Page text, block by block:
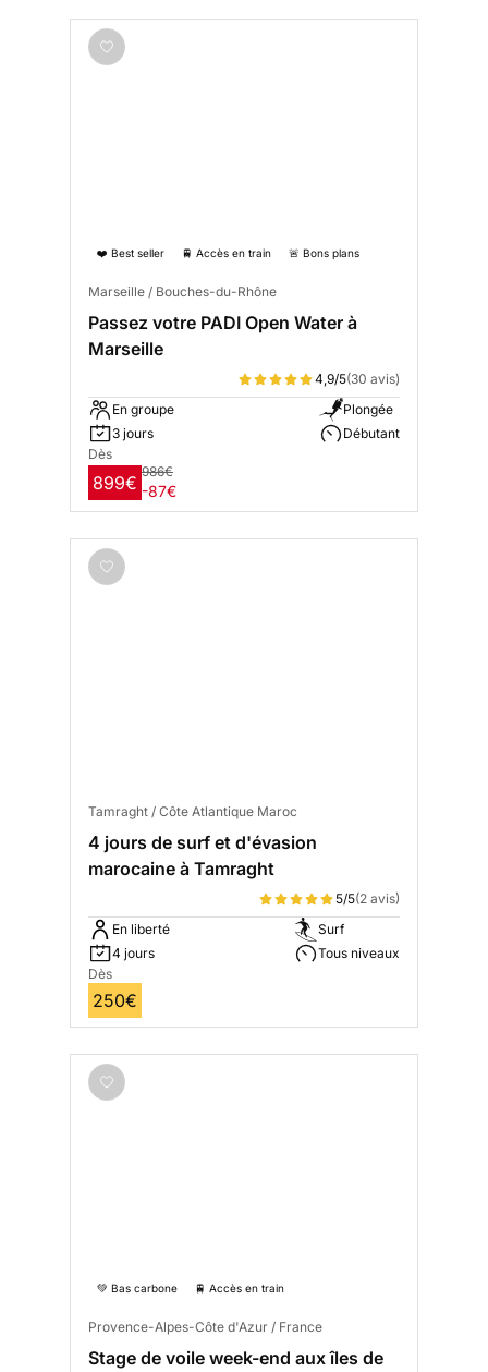
❤️ Best seller 🚆 Accès en train 🚨 Bons plans
Marseille / Bouches-du-Rhône
Passez votre PADI Open Water à
Marseille
4,9/5(30 avis)
En groupe
3 jours
Plongée
Débutant
Dès
899€
986€
-87€
Tamraght / Côte Atlantique Maroc
4 jours de surf et d'évasion
marocaine à Tamraght
5/5(2 avis)
En liberté
4 jours
Surf
Tous niveaux
Dès
250€
💚 Bas carbone 🚆 Accès en train
Provence-Alpes-Côte d'Azur / France
Stage de voile week-end aux îles de